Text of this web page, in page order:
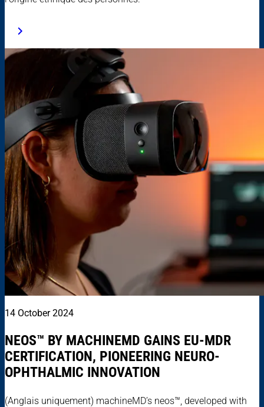
14 October 2024
NEOS™ BY MACHINEMD GAINS EU-MDR
CERTIFICATION, PIONEERING NEURO-
OPHTHALMIC INNOVATION
(Anglais uniquement) machineMD’s neos™, developed with